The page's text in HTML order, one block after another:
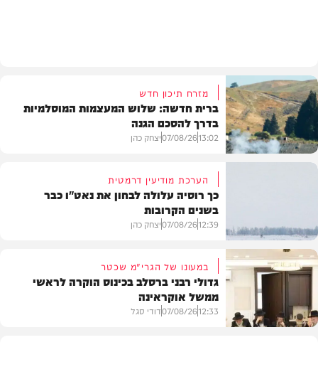
מזרח תיכון חדש
ברית חדשה: שלוש המעצמות המוסלמיות
בדרך להסכם הגנה
13:02
07/08/26יצחק כהן
הערכת מודיעין דרמטית
כך רוסיה עלולה לבחון את נאט"ו כבר
בשנים הקרובות
12:39
07/08/26יצחק כהן
במעונו של הגרי"מ שכטר
גדולי רבני ברסלב בכינוס הוקרה לראשי
ממשל אוקראינה
12:33
07/08/26דודי סגל